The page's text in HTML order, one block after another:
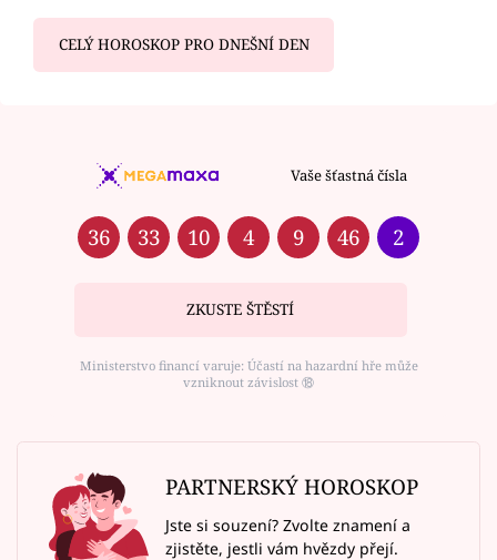
CELÝ HOROSKOP PRO DNEŠNÍ DEN
Vaše šťastná čísla
36 33 10 4 9 46 2
ZKUSTE ŠTĚSTÍ
Ministerstvo financí varuje: Účastí na hazardní hře může
vzniknout závislost ⑱
PARTNERSKÝ HOROSKOP
Jste si souzení? Zvolte znamení a
zjistěte, jestli vám hvězdy přejí.